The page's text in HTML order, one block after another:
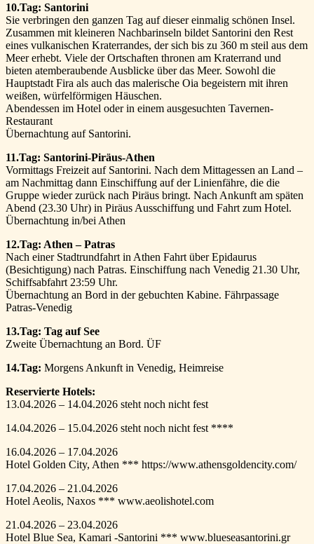
10.Tag: Santorini
Sie verbringen den ganzen Tag auf dieser einmalig schönen Insel.
Zusammen mit kleineren Nachbarinseln bildet Santorini den Rest
eines vulkanischen Kraterrandes, der sich bis zu 360 m steil aus dem
Meer erhebt. Viele der Ortschaften thronen am Kraterrand und
bieten atemberaubende Ausblicke über das Meer. Sowohl die
Hauptstadt Fira als auch das malerische Oia begeistern mit ihren
weißen, würfelförmigen Häuschen.
Abendessen im Hotel oder in einem ausgesuchten Tavernen-
Restaurant
Übernachtung auf Santorini.
11.Tag: Santorini-Piräus-Athen
Vormittags Freizeit auf Santorini. Nach dem Mittagessen an Land –
am Nachmittag dann Einschiffung auf der Linienfähre, die die
Gruppe wieder zurück nach Piräus bringt. Nach Ankunft am späten
Abend (23.30 Uhr) in Piräus Ausschiffung und Fahrt zum Hotel.
Übernachtung in/bei Athen
12.Tag: Athen – Patras
Nach einer Stadtrundfahrt in Athen Fahrt über Epidaurus
(Besichtigung) nach Patras. Einschiffung nach Venedig 21.30 Uhr,
Schiffsabfahrt 23:59 Uhr.
Übernachtung an Bord in der gebuchten Kabine. Fährpassage
Patras-Venedig
13.Tag: Tag auf See
Zweite Übernachtung an Bord. ÜF
14.Tag: Morgens Ankunft in Venedig, Heimreise
Reservierte Hotels:
13.04.2026 – 14.04.2026 steht noch nicht fest
14.04.2026 – 15.04.2026 steht noch nicht fest ****
16.04.2026 – 17.04.2026
Hotel Golden City, Athen *** https://www.athensgoldencity.com/
17.04.2026 – 21.04.2026
Hotel Aeolis, Naxos *** www.aeolishotel.com
21.04.2026 – 23.04.2026
Hotel Blue Sea, Kamari -Santorini *** www.blueseasantorini.gr